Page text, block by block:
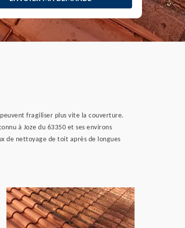
fragiliser plus vite la couverture.
à Joze du 63350 et ses environs
de nettoyage de toit après de longues